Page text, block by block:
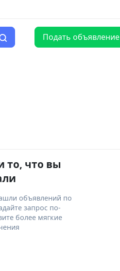
Подать объявление
что вы
объявлений по
запрос по-
более мягкие